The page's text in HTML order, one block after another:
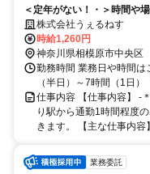
＜定年がない！・＞時間や
株式会社うぇるねす
時給1,260円
神奈川県相模原市中央区
勤務時間 業務日や時間
（半日）～7時間（1日）
仕事内容 【仕事内容】 -
り駅から通勤1時間程度
きます。 【主な仕事内
業務委託